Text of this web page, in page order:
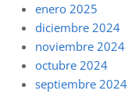
enero 2025
diciembre 2024
noviembre 2024
octubre 2024
septiembre 2024